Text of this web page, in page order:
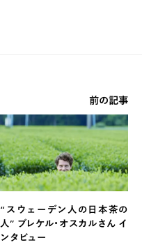
前の記事
“スウェーデン人の日本茶の
人” ブレケル・オスカルさん イ
ンタビュー